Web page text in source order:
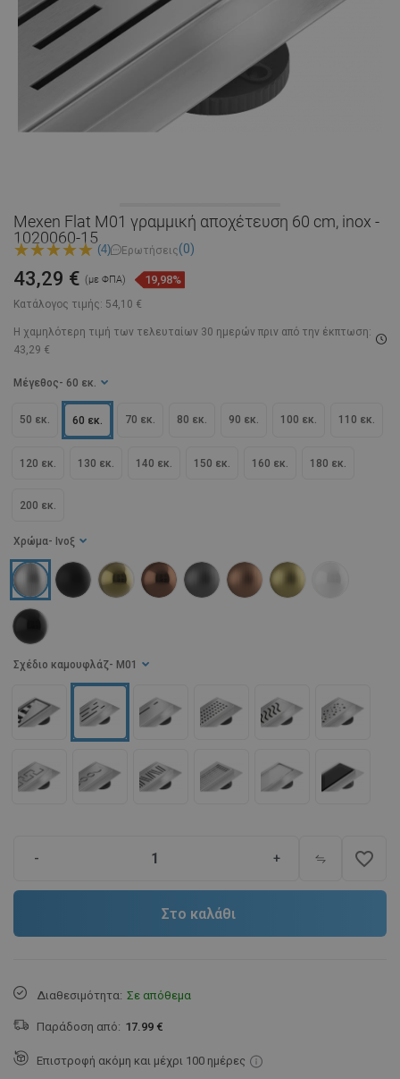
Mexen Flat M01 γραμμική αποχέτευση 60 cm, inox -
1020060-15
(4) Ερωτήσεις(0)
Κατάλογος τιμής: 54,10 €
43,29 € (με ΦΠΑ) 19,98%
Η χαμηλότερη τιμή των τελευταίων 30 ημερών πριν από την έκπτωση:
43,29 €
Μέγεθος - 60 εκ.
50 εκ. 60 εκ. 70 εκ. 80 εκ. 90 εκ. 100 εκ. 110 εκ.
120 εκ. 130 εκ. 140 εκ. 150 εκ. 160 εκ. 180 εκ.
200 εκ.
Χρώμα - Ινοξ
Σχέδιο καμουφλάζ - M01
- + favorite_border
Στο καλάθι
Διαθεσιμότητα: Σε απόθεμα
Παράδοση από: 17.99 €
Επιστροφή ακόμη και μέχρι 100 ημέρες